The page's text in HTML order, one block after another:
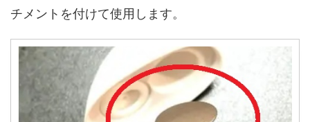
チメントを付けて使用します。